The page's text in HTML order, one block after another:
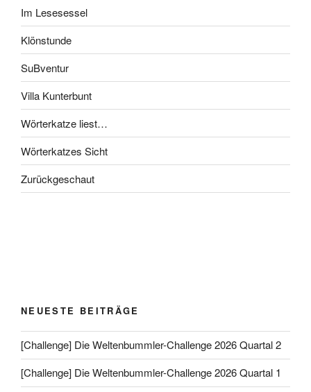
Im Lesesessel
Klönstunde
SuBventur
Villa Kunterbunt
Wörterkatze liest…
Wörterkatzes Sicht
Zurückgeschaut
NEUESTE BEITRÄGE
[Challenge] Die Weltenbummler-Challenge 2026 Quartal 2
[Challenge] Die Weltenbummler-Challenge 2026 Quartal 1